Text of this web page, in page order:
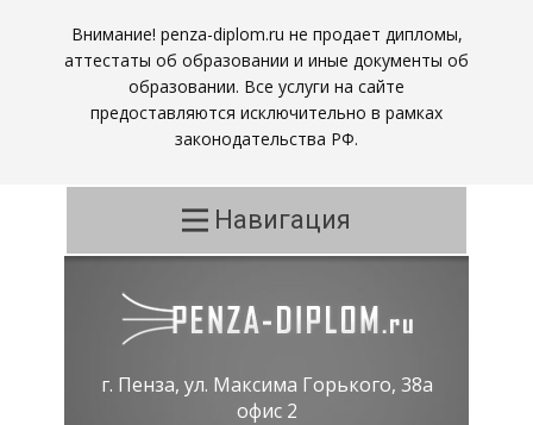
Внимание! penza-diplom.ru не продает дипломы,
аттестаты об образовании и иные документы об
образовании. Все услуги на сайте
предоставляются исключительно в рамках
законодательства РФ.
Навигация
г. Пенза, ул. Максима Горького, 38а
офис 2